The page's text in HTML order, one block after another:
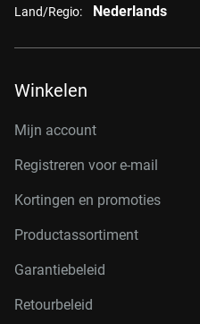
Land/Regio: Nederlands
Winkelen
Mijn account
Registreren voor e-mail
Kortingen en promoties
Productassortiment
Garantiebeleid
Retourbeleid